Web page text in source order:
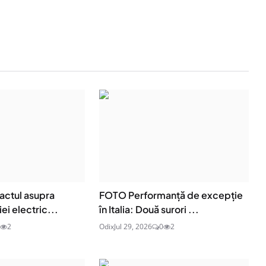
asupra
electric...
2
FOTO Performanță de excepție
în Italia: Două surori ...
OdixJul 29, 2026 0 2